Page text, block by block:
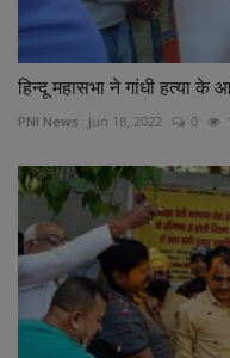
हिन्दू महासभा ने गांधी हत्या
PNI News Jun 18, 2022 0